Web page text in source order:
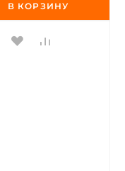
В КОРЗИНУ